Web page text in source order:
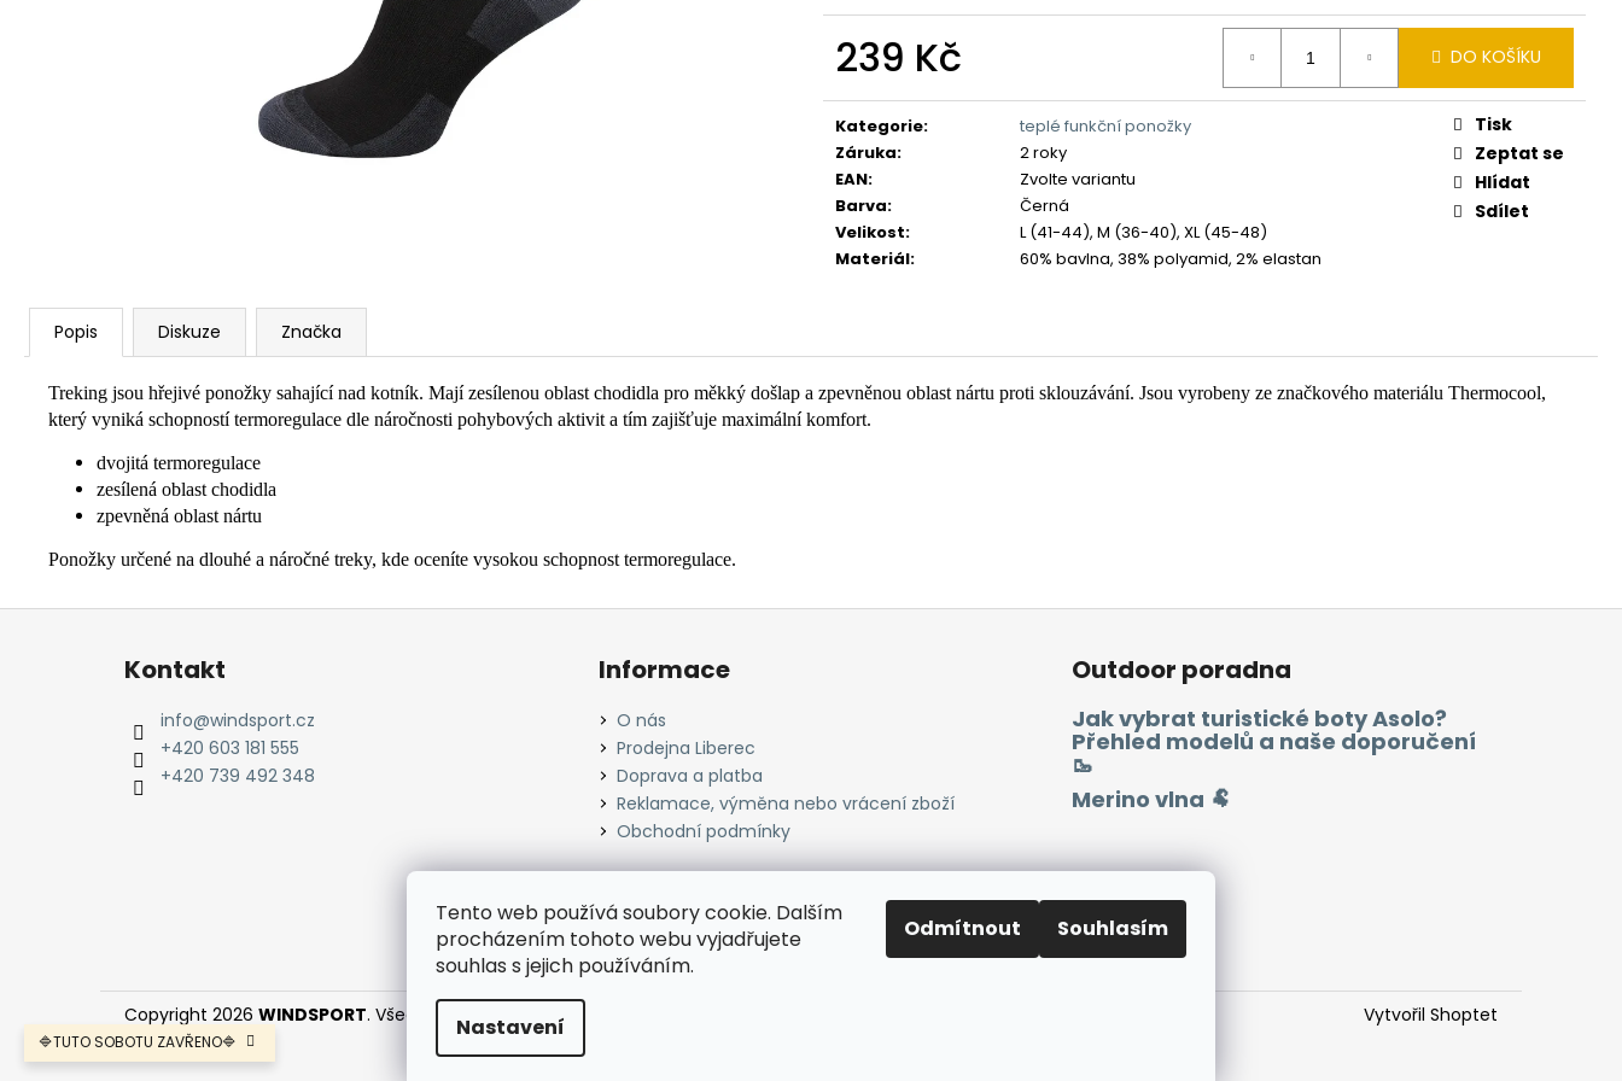
Tento web používá soubory cookie. Dalším
procházením tohoto webu vyjadřujete
souhlas s jejich používáním.
Nastavení
Odmítnout Souhlasím
🔷TUTO SOBOTU ZAVŘENO🔷
239 Kč
cena:
DO KOŠÍKU
Kategorie:
teplé funkční ponožky
Záruka:
2 roky
EAN:
Zvolte variantu
Barva:
Černá
Velikost:
L (41-44), M (36-40), XL (45-48)
Materiál: 60% bavlna, 38% polyamid, 2% elastan
Tisk
Zeptat se
Hlídat
Sdílet
Popis Diskuze Značka
Treking jsou hřejivé ponožky sahající nad kotník. Mají zesílenou oblast chodidla pro měkký došlap a zpevněnou oblast nártu proti sklouzávání. Jsou vyrobeny ze značkového materiálu Thermocool,
který vyniká schopností termoregulace dle náročnosti pohybových aktivit a tím zajišťuje maximální komfort.
dvojitá termoregulace
zesílená oblast chodidla
zpevněná oblast nártu
Ponožky určené na dlouhé a náročné treky, kde oceníte vysokou schopnost termoregulace.
Z
Kontakt
info@windsport.cz
+420 603 181 555
+420 739 492 348
Informace
O nás
Prodejna Liberec
Doprava a platba
Reklamace, výměna nebo vrácení zboží
Obchodní podmínky
Outdoor poradna
Jak vybrat turistické boty Asolo?
Přehled modelů a naše doporučení
🥾
Merino vlna 🐏
Instagram Facebook Heureka.cz Zboží.cz
Vytvořil Shoptet
Copyright 2026 WINDSPORT. Všechna práva vyhrazena.